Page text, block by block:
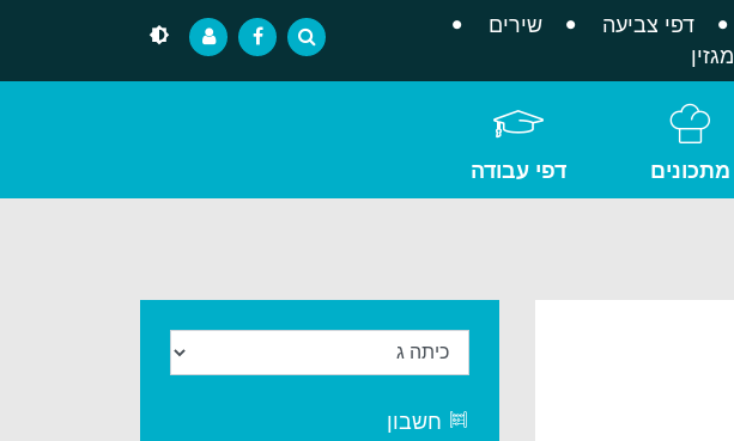
דפי צביעה
שירים
מגזין
מתכונים דפי עבודה
חשבון